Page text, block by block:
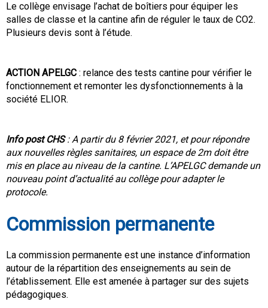
Le collège envisage l’achat de boîtiers pour équiper les
salles de classe et la cantine afin de réguler le taux de CO2.
Plusieurs devis sont à l’étude.
ACTION APELGC : relance des tests cantine pour vérifier le
fonctionnement et remonter les dysfonctionnements à la
société ELIOR.
Info post CHS: A partir du 8 février 2021, et pour répondre
aux nouvelles règles sanitaires, un espace de 2m doit être
mis en place au niveau de la cantine. L’APELGC demande un
nouveau point d’actualité au collège pour adapter le
protocole.
Commission permanente
La commission permanente est une instance d’information
autour de la répartition des enseignements au sein de
l’établissement. Elle est amenée à partager sur des sujets
pédagogiques.